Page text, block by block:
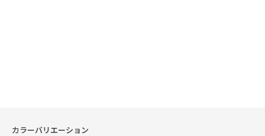
カラーバリエーション